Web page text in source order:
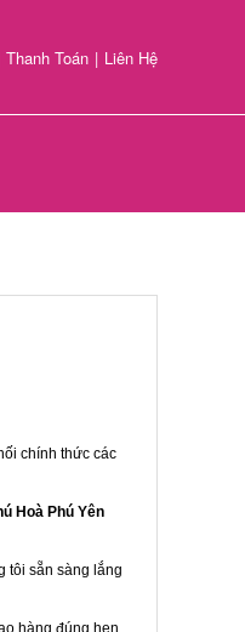
Thanh Toán | Liên Hệ
chính thức các
Hoà Phú Yên
tôi sẵn sàng lắng
hàng đúng hẹn